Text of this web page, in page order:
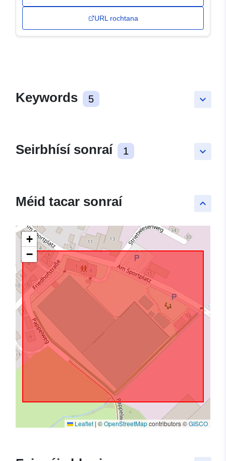
URL rochtana
keyboard_arrow_down
Keywords 5
keyboard_arrow_down
Seirbhísí sonraí 1
keyboard_arrow_up
Méid tacar sonraí
+
−
Leaflet | ©OpenStreetMapcontributors ©GISCO